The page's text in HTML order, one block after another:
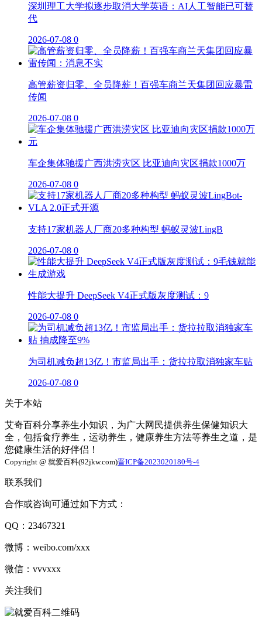
深圳理工大学拟逐步取消大学英语：AI人工智能已可替
代
2026-07-08 0
高管薪资归零、全员降薪！百强车商兰天集团回应暴雷
传闻
2026-07-08 0
车企集体驰援广西洪涝灾区 比亚迪向灾区捐款1000万
2026-07-08 0
支持17家机器人厂商20多种构型 蚂蚁灵波LingB
2026-07-08 0
性能大提升 DeepSeek V4正式版灰度测试：9
2026-07-08 0
为司机减负超13亿！市监局出手：货拉拉取消独家车贴
2026-07-08 0
关于本站
艾奇百科分享养生小知识，为广大网民提供养生保健知识大
全，包括食疗养生，运动养生，健康养生方法等养生之道，是
您健康生活的好伴侣！
Copyright @ 就爱百科(92jkw.com)晋ICP备2023020180号-4
联系我们
合作或咨询可通过如下方式：
QQ：23467321
微博：weibo.com/xxx
微信：vvvxxx
关注我们